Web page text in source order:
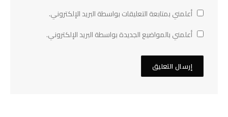
أعلمني بمتابعة التعليقات بواسطة البريد الإلكتروني.
أعلمني بالمواضيع الجديدة بواسطة البريد الإلكتروني.